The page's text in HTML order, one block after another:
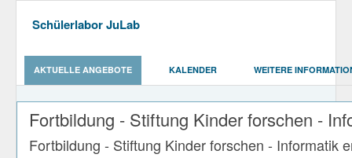
Schülerlabor JuLab
AKTUELLE ANGEBOTE KALENDER WEITERE
Fortbildung - Stiftung Kinder forschen -
Fortbildung - Stiftung Kinder forschen - Informatik